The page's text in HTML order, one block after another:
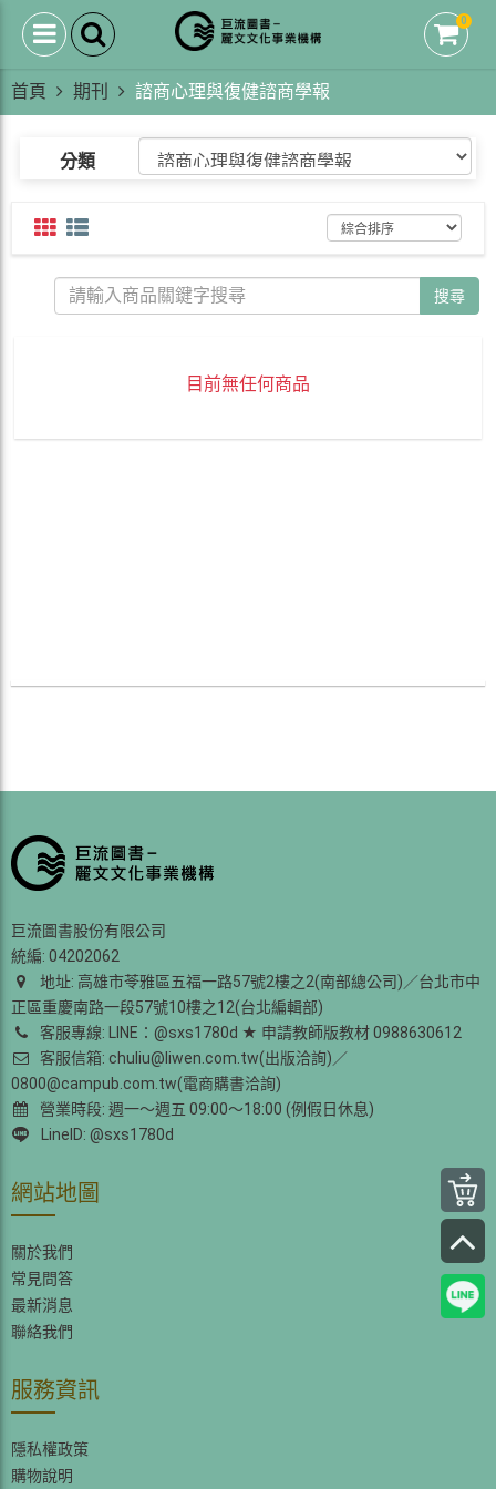
0
首頁 期刊 諮商心理與復健諮商學報
分類
搜尋
目前無任何商品
巨流圖書股份有限公司
統編: 04202062
地址: 高雄市苓雅區五福一路57號2樓之2(南部總公司)／台北市中
正區重慶南路一段57號10樓之12(台北編輯部)
客服專線: LINE：@sxs1780d ★ 申請教師版教材 0988630612
客服信箱: chuliu@liwen.com.tw(出版洽詢)／
0800@campub.com.tw(電商購書洽詢)
營業時段: 週一～週五 09:00～18:00 (例假日休息)
LineID: @sxs1780d
網站地圖
關於我們
常見問答
最新消息
聯絡我們
服務資訊
隱私權政策
購物說明